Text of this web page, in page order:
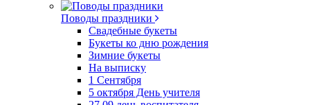
Поводы праздники
Свадебные букеты
Букеты ко дню рождения
Зимние букеты
На выписку
1 Сентября
5 октября День учителя